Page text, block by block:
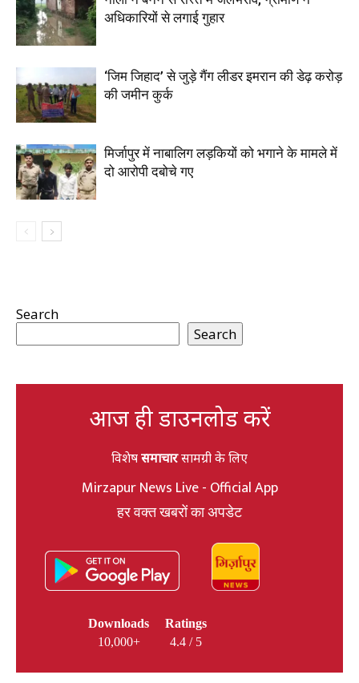
अधिकारियों से लगाई गुहार
‘जिम जिहाद’ से जुड़े गैंग लीडर इमरान की डेढ़ करोड़
की जमीन कुर्क
मिर्जापुर में नाबालिग लड़कियों को भगाने के मामले में
दो आरोपी दबोचे गए
Search
Search
आज ही डाउनलोड करें
विशेषसमाचारसामग्री के लिए
Mirzapur News Live - Official App
हर वक्त खबरों का अपडेट
Downloads
10,000+
Ratings
4.4 / 5